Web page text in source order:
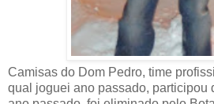
Camisas do Dom Pedro, time
qual joguei ano passado, participou